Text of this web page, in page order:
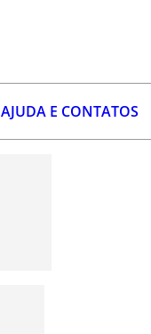
AJUDA E CONTATOS